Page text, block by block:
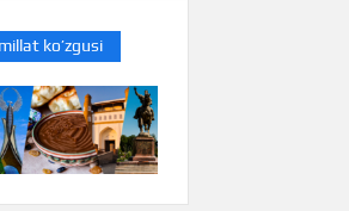
ko’zgusi